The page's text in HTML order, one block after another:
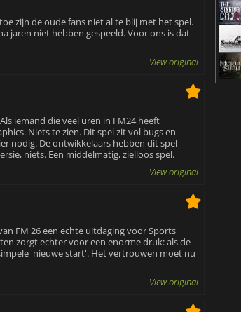
zijn de oude fans niet al te blij met het spel.
jaren niet hebben gespeeld. Voor ons is dat
View original
iemand die veel uren in FM24 heeft
Niets te zien. Dit spel zit vol bugs en
nodig. De ontwikkelaars hebben dit spel
niets. Een middelmatig, zielloos spel.
View original
FM 26 een echte uitdaging voor Sports
zorgt echter voor een enorme druk: als de
'nieuwe start'. Het vertrouwen moet nu
View original